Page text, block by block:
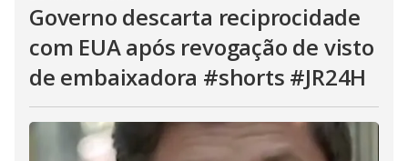
Governo descarta reciprocidade
com EUA após revogação de visto
de embaixadora #shorts #JR24H